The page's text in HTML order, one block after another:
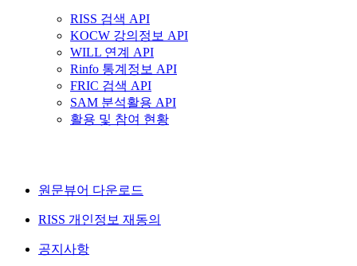
RISS 검색 API
KOCW 강의정보 API
WILL 연계 API
Rinfo 통계정보 API
FRIC 검색 API
SAM 분석활용 API
활용 및 참여 현황
원문뷰어 다운로드
RISS 개인정보 재동의
공지사항